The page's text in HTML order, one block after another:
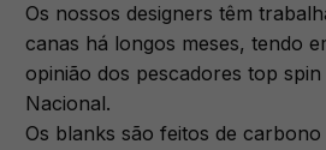
Os nossos designers têm
canas há longos meses, tendo
opinião dos pescadores top spin
Nacional.
Os blanks são feitos de